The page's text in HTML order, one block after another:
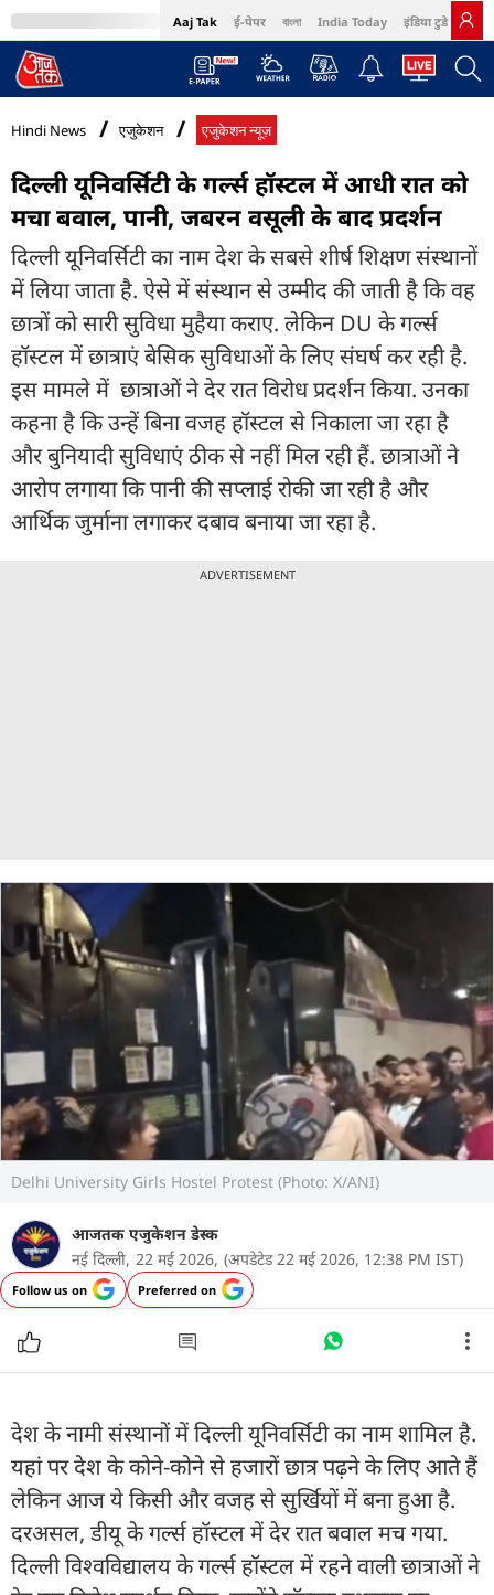
Aaj Tak ई-पेपर বাংলা India Today इंडिया टुडे हिंदी
MumbaiTak Cosmopolitan Harper's Bazaar Northeast
Hindi News एजुकेशन एजुकेशन न्यूज़
दिल्ली यूनिवर्सिटी के गर्ल्स हॉस्टल में आधी रात को
मचा बवाल, पानी, जबरन वसूली के बाद प्रदर्शन
दिल्ली यूनिवर्सिटी का नाम देश के सबसे शीर्ष शिक्षण संस्थानों
में लिया जाता है. ऐसे में संस्थान से उम्मीद की जाती है कि वह
छात्रों को सारी सुविधा मुहैया कराए. लेकिन DU के गर्ल्स
हॉस्टल में छात्राएं बेसिक सुविधाओं के लिए संघर्ष कर रही है.
इस मामले में छात्राओं ने देर रात विरोध प्रदर्शन किया. उनका
कहना है कि उन्हें बिना वजह हॉस्टल से निकाला जा रहा है
और बुनियादी सुविधाएं ठीक से नहीं मिल रही हैं. छात्राओं ने
आरोप लगाया कि पानी की सप्लाई रोकी जा रही है और
आर्थिक जुर्माना लगाकर दबाव बनाया जा रहा है.
ADVERTISEMENT
Delhi University Girls Hostel Protest (Photo: X/ANI)
आजतक एजुकेशन डेस्क
नई दिल्ली, 22 मई 2026, (अपडेटेड 22 मई 2026, 12:38 PM IST)
Follow us on Preferred on
देश के नामी संस्थानों में दिल्ली यूनिवर्सिटी का नाम शामिल है.
यहां पर देश के कोने-कोने से हजारों छात्र पढ़ने के लिए आते हैं
लेकिन आज ये किसी और वजह से सुर्खियों में बना हुआ है.
दरअसल, डीयू के गर्ल्स हॉस्टल में देर रात बवाल मच गया.
दिल्ली विश्वविद्यालय के गर्ल्स हॉस्टल में रहने वाली छात्राओं ने